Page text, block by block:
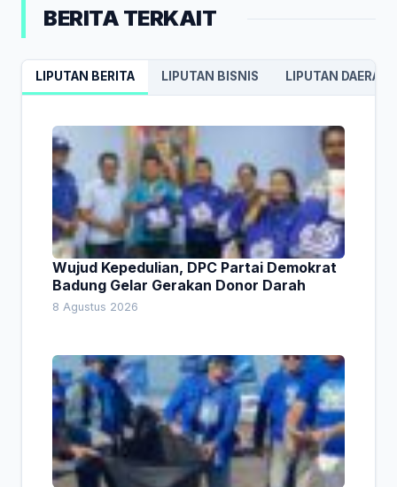
BERITA TERKAIT
LIPUTAN BERITA LIPUTAN BISNIS LIPUTAN DAERAH
Wujud Kepedulian, DPC Partai Demokrat
Badung Gelar Gerakan Donor Darah
8 Agustus 2026